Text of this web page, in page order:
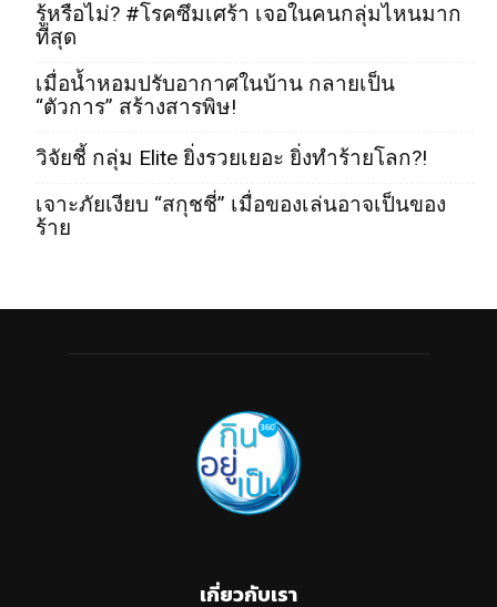
รู้หรือไม่? #โรคซึมเศร้า เจอในคนกลุ่มไหนมาก
ที่สุด
เมื่อน้ำหอมปรับอากาศในบ้าน กลายเป็น
“ตัวการ” สร้างสารพิษ!
วิจัยชี้ กลุ่ม Elite ยิ่งรวยเยอะ ยิ่งทำร้ายโลก?!
เจาะภัยเงียบ “สกุชชี่” เมื่อของเล่นอาจเป็นของ
ร้าย
เกี่ยวกับเรา